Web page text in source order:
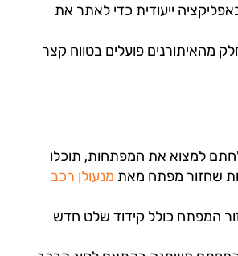
ייעודית כדי לאתר את
פועלים בטווח קצר
את המפתחות, תוכלו
מפתח מאתמנעולן רכב
כולל קידוד שלט חדש